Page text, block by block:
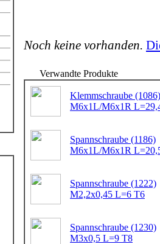
Noch keine vorhanden.
Verwandte Produkte
Klemmschraube (1086)
M6x1L/M6x1R
Spannschraube (1186)
M6x1L/M6x1R
Spannschraube (1222)
M2,2x0,45 L=6 T6
Spannschraube (1230)
M3x0,5 L=9 T8